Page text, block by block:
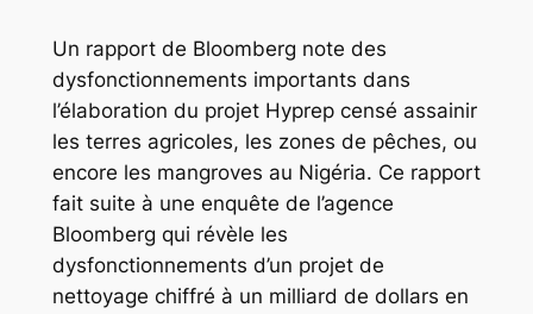
Un rapport de Bloomberg note des
dysfonctionnements importants dans
l’élaboration du projet Hyprep censé assainir
les terres agricoles, les zones de pêches, ou
encore les mangroves au Nigéria. Ce rapport
fait suite à une enquête de l’agence
Bloomberg qui révèle les
dysfonctionnements d’un projet de
nettoyage chiffré à un milliard de dollars en